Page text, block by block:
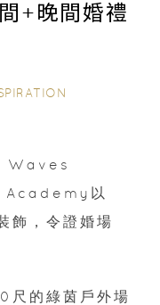
+晚間婚禮
Waves
以
飾，令證婚場
尺的綠茵戶外場